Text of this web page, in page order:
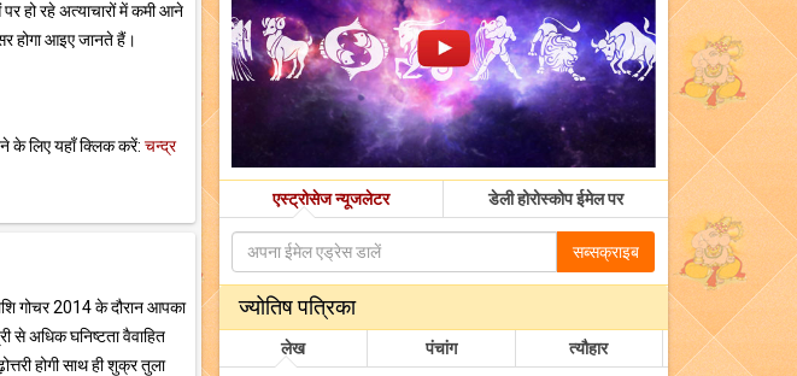
हो रहे अत्याचारों में कमी आने
होगा आइए जानते हैं।
के लिए यहाँ क्लिक करें: चन्द्र
गोचर 2014 के दौरान आपका
से अधिक घनिष्टता वैवाहित
होगी साथ ही शुक्र तुला
एस्ट्रोसेज न्यूजलेटर डेली होरोस्कोप ईमेल पर
सब्सक्राइब
ज्योतिष पत्रिका
लेख पंचांग त्यौहार